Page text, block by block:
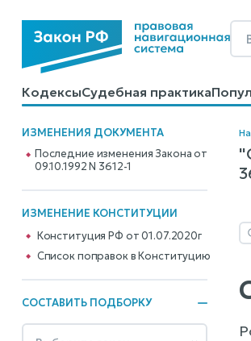
КодексыСудебная практика
КалькуляторыСправочные
ИЗМЕНЕНИЯ ДОКУМЕНТА
Последние изменения Закона от
09.10.1992 N 3612-1
ИЗМЕНЕНИЕ КОНСТИТУЦИИ
Конституция РФ от 01.07.2020г
Cписок поправок в Конституцию
СОСТАВИТЬ ПОДБОРКУ